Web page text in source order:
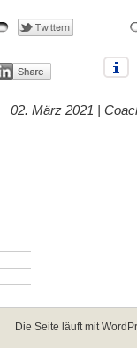
02. März 2021 |
Die Seite läuft mit